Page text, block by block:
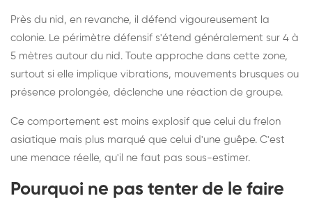
Près du nid, en revanche, il défend vigoureusement la
colonie. Le périmètre défensif s'étend généralement sur 4 à
5 mètres autour du nid. Toute approche dans cette zone,
surtout si elle implique vibrations, mouvements brusques ou
présence prolongée, déclenche une réaction de groupe.
Ce comportement est moins explosif que celui du frelon
asiatique mais plus marqué que celui d'une guêpe. C'est
une menace réelle, qu'il ne faut pas sous-estimer.
Pourquoi ne pas tenter de le faire